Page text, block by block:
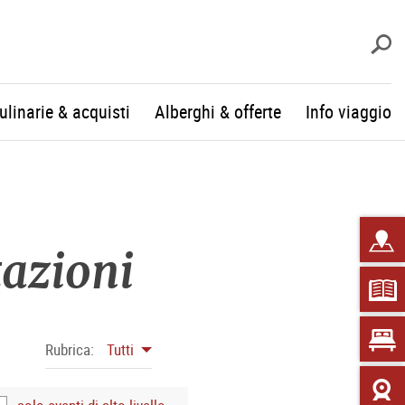
& acquisti Alberghi & offerte Info viaggio
Rubrica: Tutti